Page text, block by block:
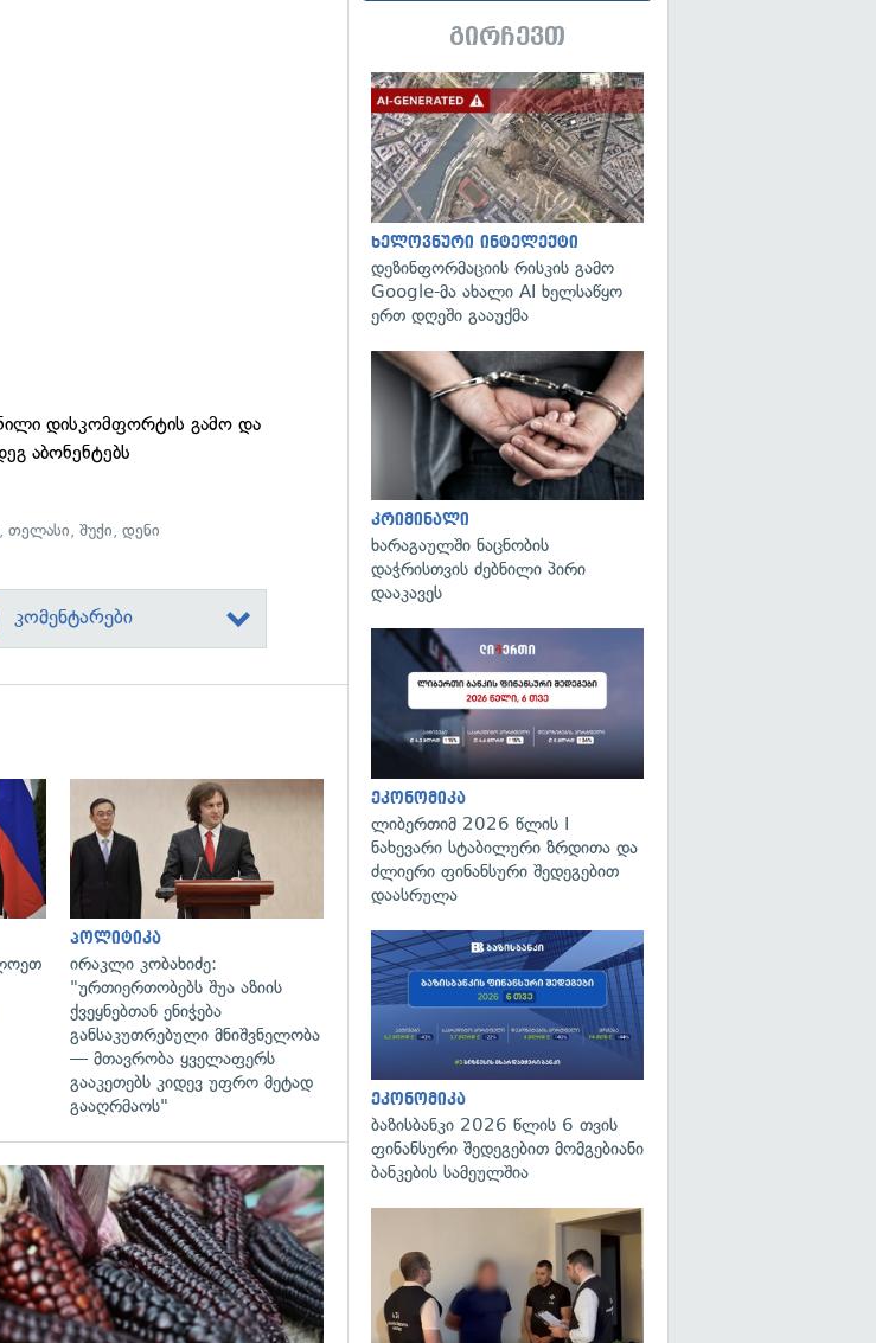
დისკომფორტის გამო და
აბონენტებს
,თელასი,შუქი,დენი
კომენტარები
გადახედვა გადახედვა
პოლიტიკა
ირაკლი კობახიძე:
"ურთიერთობებს შუა აზიის
ქვეყნებთან ენიჭება
განსაკუთრებული მნიშვნელობა
— მთავრობა ყველაფერს
გააკეთებს კიდევ უფრო მეტად
გააღრმაოს"
გირჩევთ
ხელოვნური ინტელექტი
დეზინფორმაციის რისკის გამო
Google-მა ახალი AI ხელსაწყო
ერთ დღეში გააუქმა
კრიმინალი
ხარაგაულში ნაცნობის
დაჭრისთვის ძებნილი პირი
დააკავეს
ეკონომიკა
ლიბერთიმ 2026 წლის I
ნახევარი სტაბილური ზრდითა და
ძლიერი ფინანსური შედეგებით
დაასრულა
ეკონომიკა
ბაზისბანკი 2026 წლის 6 თვის
ფინანსური შედეგებით მომგებიანი
ბანკების სამეულშია